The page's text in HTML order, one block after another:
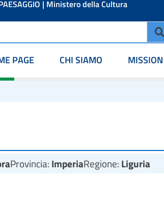
| Ministero della Cultura
PAGE CHI SIAMO MISSION
Provincia: ImperiaRegione: Liguria